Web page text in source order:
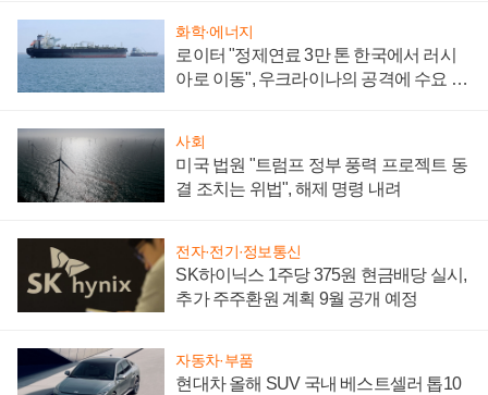
화학·에너지
로이터 "정제연료 3만 톤 한국에서 러시
아로 이동", 우크라이나의 공격에 수요 늘
사회
미국 법원 "트럼프 정부 풍력 프로젝트 동
결 조치는 위법", 해제 명령 내려
전자·전기·정보통신
SK하이닉스 1주당 375원 현금배당 실시,
추가 주주환원 계획 9월 공개 예정
자동차·부품
현대차 올해 SUV 국내 베스트셀러 톱10